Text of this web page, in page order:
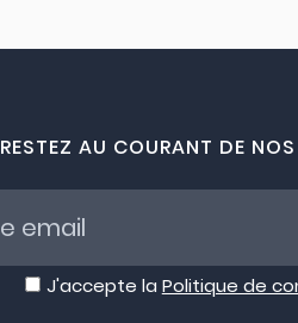
RESTEZ AU COURANT DE
J'accepte la Politique de